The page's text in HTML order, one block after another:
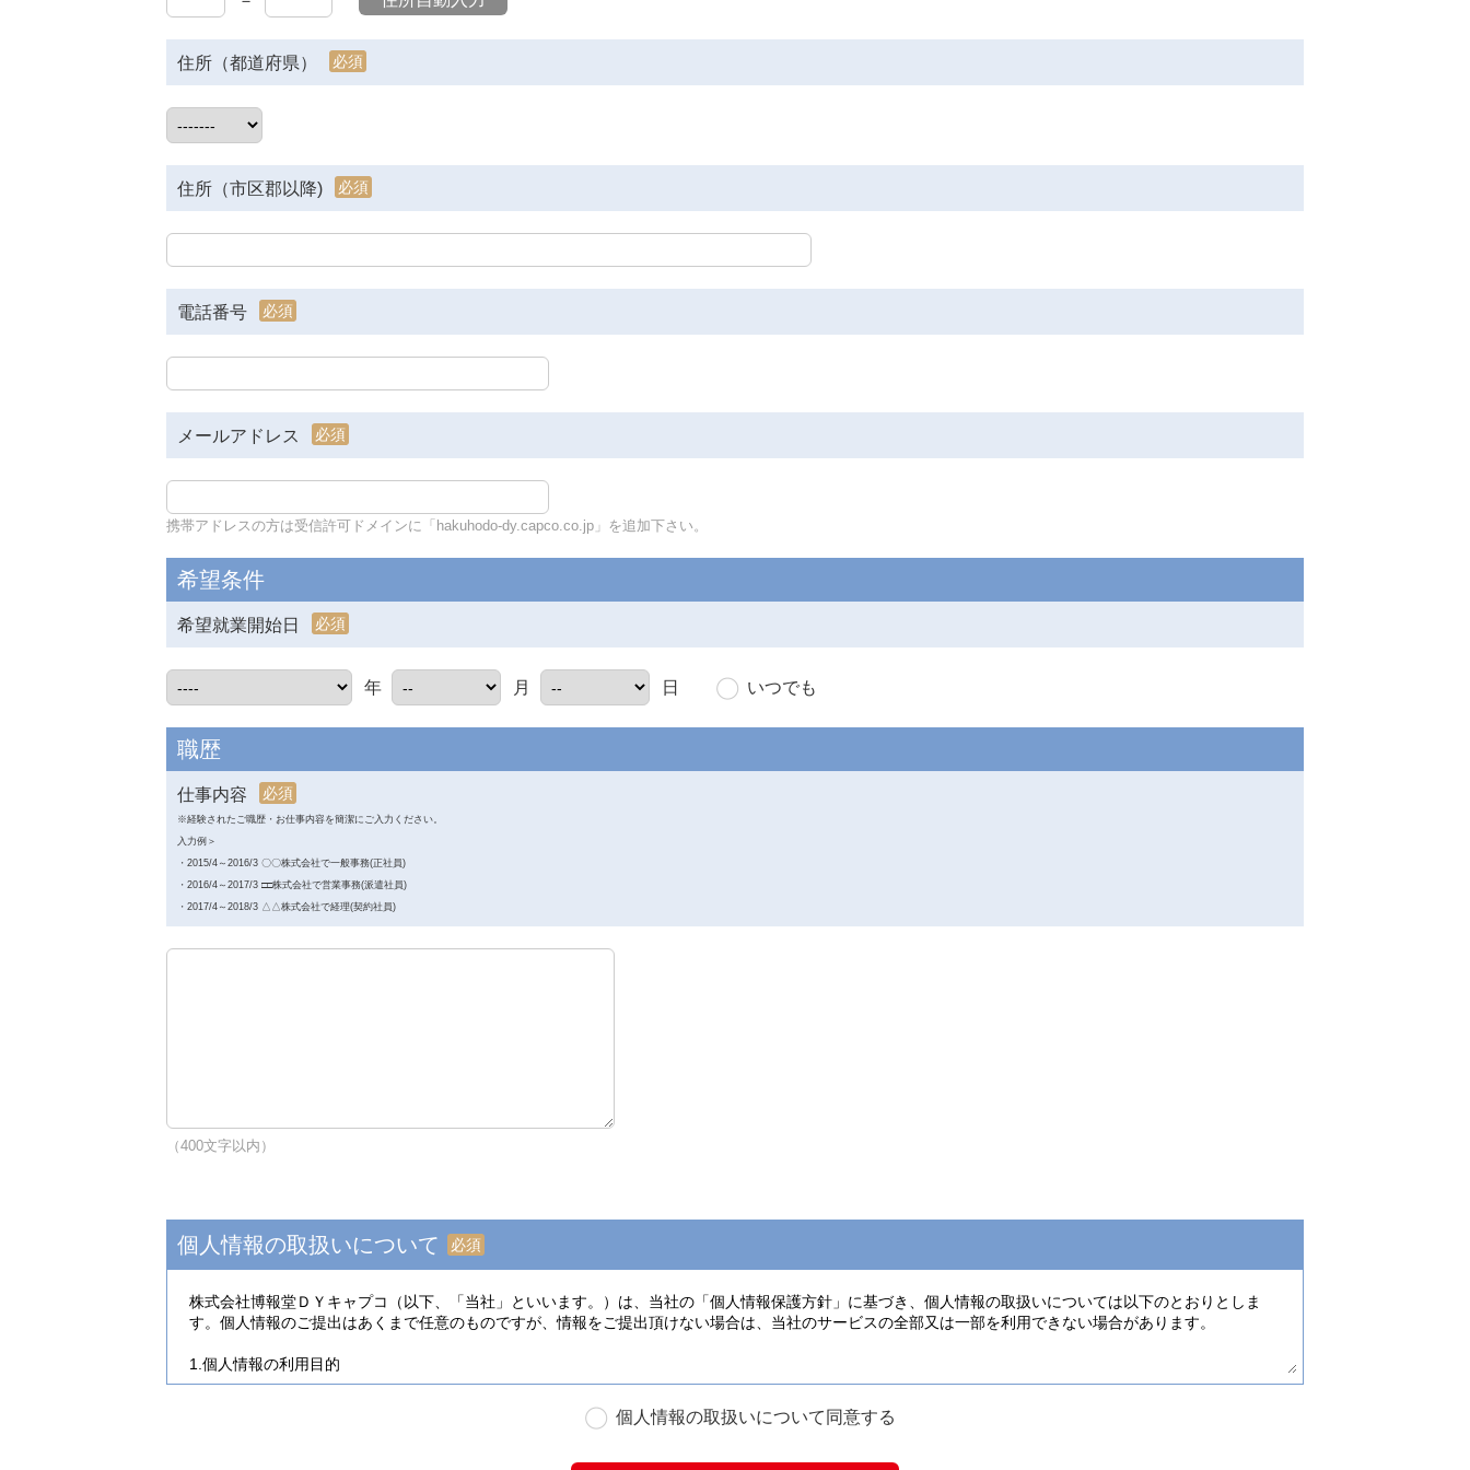
住所（都道府県） 必須
住所（市区郡以降) 必須
電話番号 必須
メールアドレス 必須
携帯アドレスの方は受信許可ドメインに「hakuhodo-dy.capco.co.jp」を追加下さい。
希望条件
希望就業開始日 必須
年 月 日 いつでも
職歴
仕事内容 必須
※経験されたご職歴・お仕事内容を簡潔にご入力ください。
入力例＞
・2015/4～2016/3 〇〇株式会社で一般事務(正社員)
・2016/4～2017/3 □□株式会社で営業事務(派遣社員)
・2017/4～2018/3 △△株式会社で経理(契約社員)
（400文字以内）
個人情報の取扱いについて 必須
個人情報の取扱いについて同意する